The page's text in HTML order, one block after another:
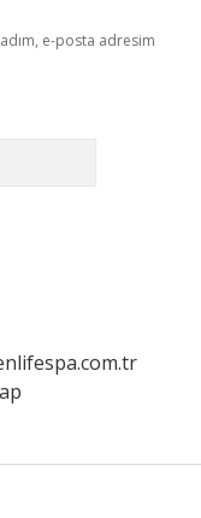
e-posta adresim